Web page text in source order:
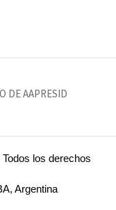
DE AAPRESID
los derechos
Argentina